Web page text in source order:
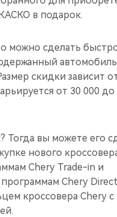
в подарок.
можно сделать
скидки зависит
от 30 000 до
Тогда вы можете его
нового
Chery Trade-in и
Chery
кроссовера Chery c